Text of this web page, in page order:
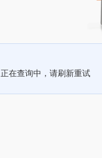
正在查询中，请刷新重试